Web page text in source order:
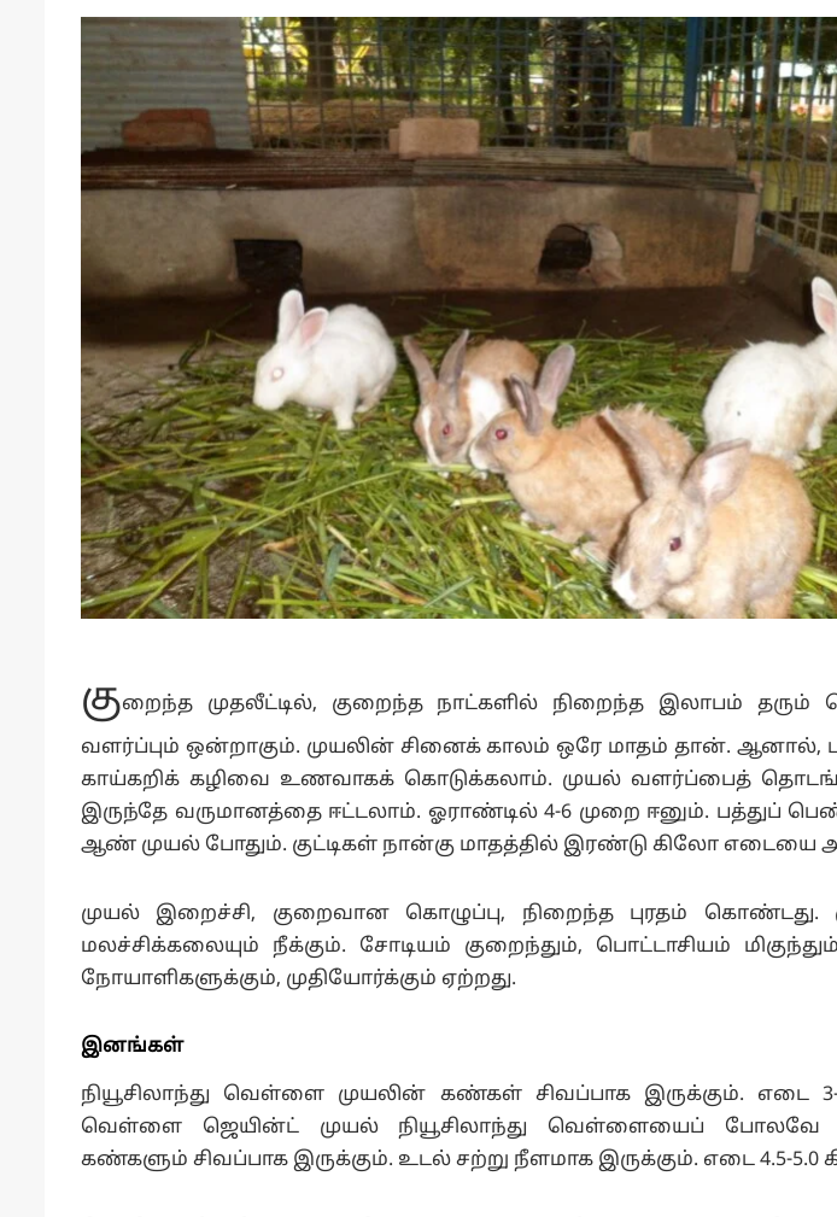
குறைந்த முதலீட்டில், குறைந்த நாட்களில் நிறைந்த இலாபம் தரும்
வளர்ப்பும் ஒன்றாகும். முயலின் சினைக் காலம் ஒரே மாதம் தான். ஆனால்,
காய்கறிக் கழிவை உணவாகக் கொடுக்கலாம். முயல் வளர்ப்பைத்
இருந்தே வருமானத்தை ஈட்டலாம். ஓராண்டில் 4-6 முறை ஈனும். பத்துப்
ஆண் முயல் போதும். குட்டிகள் நான்கு மாதத்தில் இரண்டு கிலோ எடையை
முயல் இறைச்சி, குறைவான கொழுப்பு, நிறைந்த புரதம் கொண்டது.
மலச்சிக்கலையும் நீக்கும். சோடியம் குறைந்தும், பொட்டாசியம்
நோயாளிகளுக்கும், முதியோர்க்கும் ஏற்றது.
இனங்கள்
நியூசிலாந்து வெள்ளை முயலின் கண்கள் சிவப்பாக இருக்கும். எடை
வெள்ளை ஜெயின்ட் முயல் நியூசிலாந்து வெள்ளையைப் போலவே
கண்களும் சிவப்பாக இருக்கும். உடல் சற்று நீளமாக இருக்கும். எடை 4.5-5.0